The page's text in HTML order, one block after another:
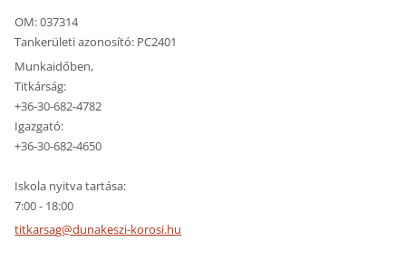
OM: 037314
Tankerületi azonosító: PC2401
Munkaidőben,
Titkárság:
+36-30-682-4782
Igazgató:
+36-30-682-4650
Iskola nyitva tartása:
7:00 - 18:00
titkarsag@dunakeszi-korosi.hu